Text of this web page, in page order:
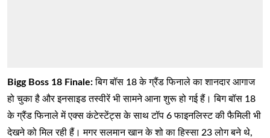
Bigg Boss 18 Finale:बिग बॉस 18 के ग्रैंड फिनाले का शानदार आगाज
हो चुका है और इनसाइड तस्वीरें भी सामने आना शुरू हो गई हैं। बिग बॉस 18
के ग्रैंड फिनाले में एक्स कंटेस्टेंट्स के साथ टॉप 6 फाइनलिस्ट की फैमिली भी
देखने को मिल रही हैं। मगर सलमान खान के शो का हिस्सा 23 लोग बने थे,